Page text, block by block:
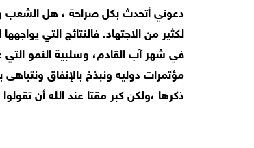
دعوني أتحدث بكل صراحة ، هل الشعب
لكثير من الاجتهاد. فالنتائج التي
في شهر آب القادم، وسلبية النمو التي
مؤتمرات دوليه ونبذخ بالإنفاق
ذكرها ،ولكن كبر مقتا عند الله أن